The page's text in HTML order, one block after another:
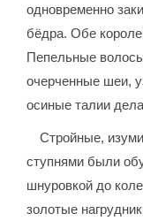
одновременно
бёдра. Обе
Пепельные
очерченные шеи,
осиные талии
Стройные,
ступнями были
шнуровкой до
золотые